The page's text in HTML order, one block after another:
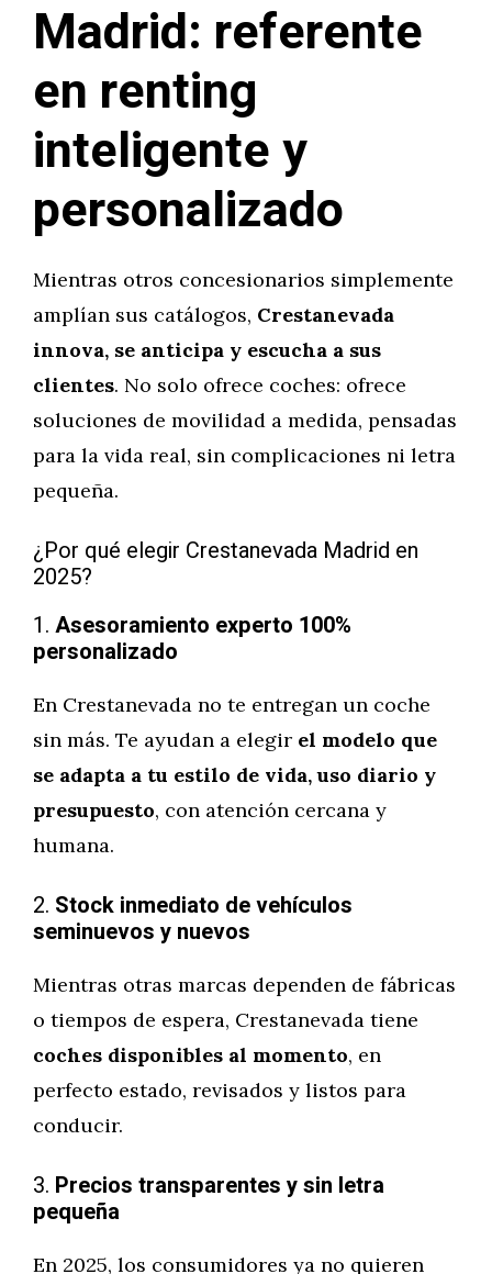
Madrid: referente
en renting
inteligente y
personalizado
Mientras otros concesionarios simplemente
amplían sus catálogos, Crestanevada
innova, se anticipa y escucha a sus
clientes. No solo ofrece coches: ofrece
soluciones de movilidad a medida, pensadas
para la vida real, sin complicaciones ni letra
pequeña.
¿Por qué elegir Crestanevada Madrid en
2025?
1. Asesoramiento experto 100%
personalizado
En Crestanevada no te entregan un coche
sin más. Te ayudan a elegir el modelo que
se adapta a tu estilo de vida, uso diario y
presupuesto, con atención cercana y
humana.
2. Stock inmediato de vehículos
seminuevos y nuevos
Mientras otras marcas dependen de fábricas
o tiempos de espera, Crestanevada tiene
coches disponibles al momento, en
perfecto estado, revisados y listos para
conducir.
3. Precios transparentes y sin letra
pequeña
En 2025, los consumidores ya no quieren